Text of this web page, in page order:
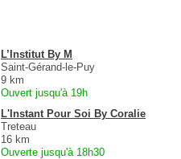
L’Institut By M
Saint-Gérand-le-Puy
9 km
Ouvert jusqu'à 19h
L'Instant Pour Soi By Coralie
Treteau
16 km
Ouverte jusqu'à 18h30